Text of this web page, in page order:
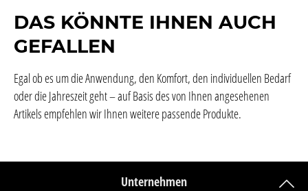
DAS KÖNNTE IHNEN AUCH
GEFALLEN
Egal ob es um die Anwendung, den Komfort, den individuellen Bedarf
oder die Jahreszeit geht – auf Basis des von Ihnen angesehenen
Artikels empfehlen wir Ihnen weitere passende Produkte.
Unternehmen